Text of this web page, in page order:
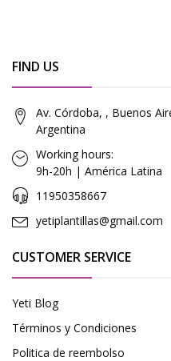
FIND US
Av. Córdoba, , Buenos
Argentina
Working hours:
9h-20h | América Latina
11950358667
yetiplantillas@gmail.com
CUSTOMER SERVICE
Yeti Blog
Términos y Condiciones
Politica de reembolso